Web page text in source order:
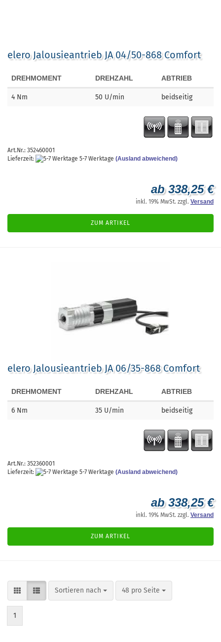
elero Jalousieantrieb JA 04/50-868 Comfort
DREHMOMENT DREHZAHL ABTRIEB
4 Nm 50 U/min beidseitig
Art.Nr.: 352460001
Lieferzeit:
5-7 Werktage (Ausland abweichend)
ab 338,25 €
inkl. 19% MwSt. zzgl. Versand
ZUM ARTIKEL
elero Jalousieantrieb JA 06/35-868 Comfort
DREHMOMENT DREHZAHL ABTRIEB
6 Nm 35 U/min beidseitig
Art.Nr.: 352360001
Lieferzeit:
5-7 Werktage (Ausland abweichend)
ab 338,25 €
inkl. 19% MwSt. zzgl. Versand
ZUM ARTIKEL
Sortieren nach
Sortieren nach 48 pro Seite
pro Seite
1